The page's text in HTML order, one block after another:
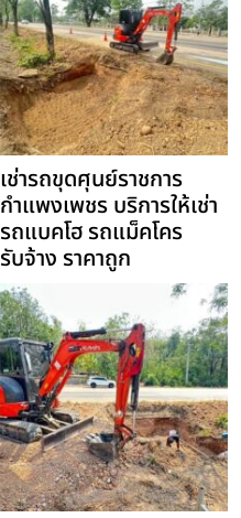
เช่ารถขุดศุนย์ราชการ
กำแพงเพชร บริการให้เช่า
รถแบคโฮ รถแม็คโคร
รับจ้าง ราคาถูก